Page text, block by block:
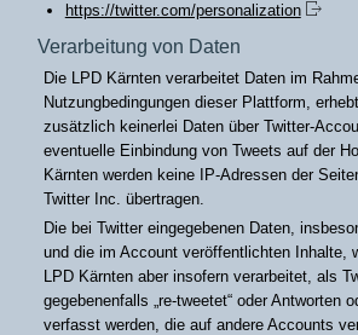
https://twitter.com/personalization
Verarbeitung von Daten
Die LPD Kärnten verarbeitet Daten im
Nutzungbedingungen dieser Plattform,
zusätzlich keinerlei Daten über Twitter-
eventuelle Einbindung von Tweets auf der
Kärnten werden keine IP-Adressen der
Twitter Inc. übertragen.
Die bei Twitter eingegebenen Daten,
und die im Account veröffentlichten Inhalte,
LPD Kärnten aber insofern verarbeitet, als
gegebenenfalls „re-tweetet“ oder Antworten
verfasst werden, die auf andere Accounts